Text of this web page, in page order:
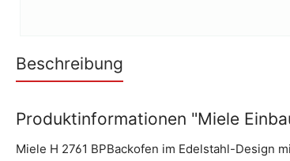
Beschreibung
Produktinformationen "Miele
Miele H 2761 BPBackofen im Edelstahl-Design